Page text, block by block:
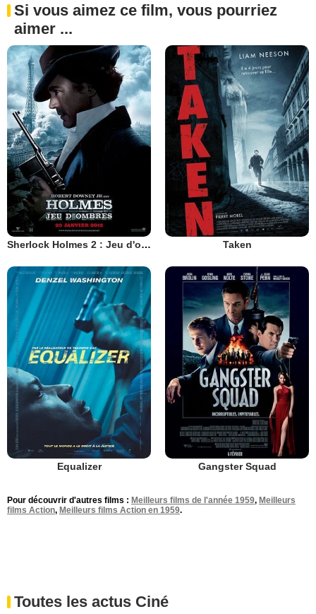
Si vous aimez ce film, vous pourriez
aimer ...
Sherlock Holmes 2 : Jeu d'ombres Taken
Equalizer Gangster Squad
Pour découvrir d'autres films : Meilleurs films de l'année 1959, Meilleurs
films Action, Meilleurs films Action en 1959.
Toutes les actus Ciné